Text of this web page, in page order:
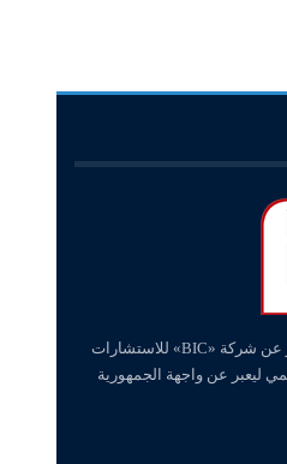
«وينرز – winners» منصة إلكترونية متخصصة في القطاع البنكي والمالي، تصدر عن شركة «BIC» للاستشارات
ليعبر عن واجهة الجمهورية